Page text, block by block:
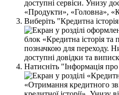
Виберіть "Кредитна історія
Натисніть "Інформація про